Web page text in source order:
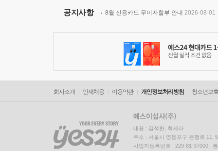
공지사항 8월 신용카드 무이자할부 안내 2026-08-01
회사소개 인재채용 이용약관 개인정보처리방침 청소년보
대표 : 김석환, 최세라
주소 : 서울시 영등포구 은행로 11,
사업자등록번호 : 229-81-37000